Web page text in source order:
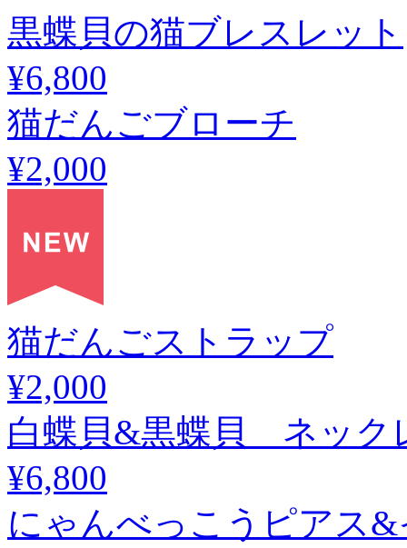
黒蝶貝の猫ブレスレット
¥6,800
猫だんごブローチ
¥2,000
猫だんごストラップ
¥2,000
白蝶貝&黒蝶貝 ネック
¥6,800
にゃんべっこうピアス